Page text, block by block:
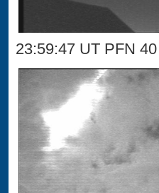
23:59:47 UT PFN